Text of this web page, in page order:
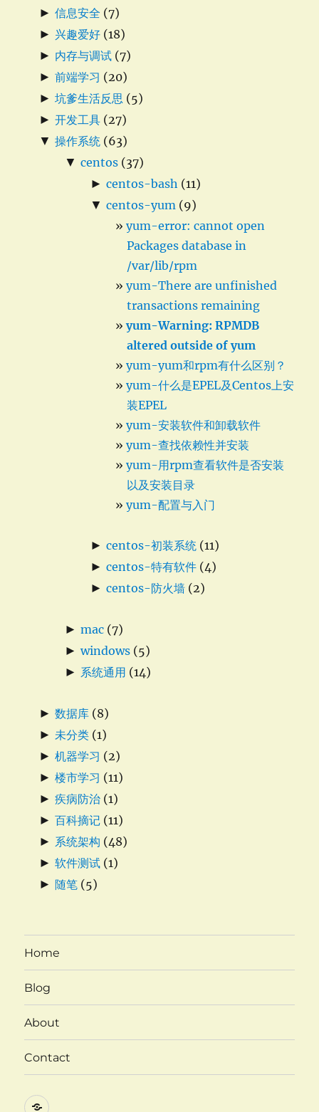
► 信息安全 (7)
► 兴趣爱好 (18)
► 内存与调试 (7)
► 前端学习 (20)
► 坑爹生活反思 (5)
► 开发工具 (27)
▼ 操作系统 (63)
▼ centos (37)
► centos-bash (11)
▼ centos-yum (9)
yum-error: cannot open
Packages database in
/var/lib/rpm
yum-There are unfinished
transactions remaining
yum-Warning: RPMDB
altered outside of yum
yum-yum和rpm有什么区别？
yum-什么是EPEL及Centos上安
装EPEL
yum-安装软件和卸载软件
yum-查找依赖性并安装
yum-用rpm查看软件是否安装
以及安装目录
yum-配置与入门
► centos-初装系统 (11)
► centos-特有软件 (4)
► centos-防火墙 (2)
► mac (7)
► windows (5)
► 系统通用 (14)
► 数据库 (8)
► 未分类 (1)
► 机器学习 (2)
► 楼市学习 (11)
► 疾病防治 (1)
► 百科摘记 (11)
► 系统架构 (48)
► 软件测试 (1)
► 随笔 (5)
Home
Blog
About
Contact
Twitter